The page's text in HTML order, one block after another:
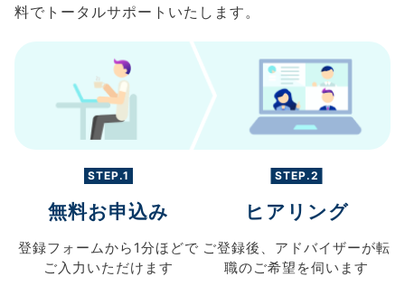
料でトータルサポートいたします。
STEP.1
無料お申込み
登録フォームから 1分ほどで
ご入力 いただけます
STEP.2
ヒアリング
ご登録後、 アドバイザーが転
職のご希望を伺います